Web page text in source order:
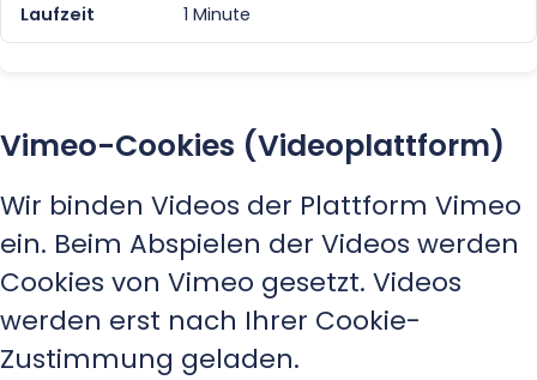
1 Minute
Vimeo-Cookies (Videoplattform)
Wir binden Videos der Plattform Vimeo
ein. Beim Abspielen der Videos werden
Cookies von Vimeo gesetzt. Videos
werden erst nach Ihrer Cookie-
Zustimmung geladen.